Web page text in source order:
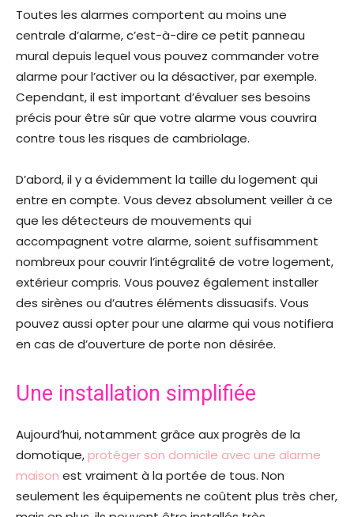
Toutes les alarmes comportent au moins une
centrale d’alarme, c’est-à-dire ce petit panneau
mural depuis lequel vous pouvez commander votre
alarme pour l’activer ou la désactiver, par exemple.
Cependant, il est important d’évaluer ses besoins
précis pour être sûr que votre alarme vous couvrira
contre tous les risques de cambriolage.
D’abord, il y a évidemment la taille du logement qui
entre en compte. Vous devez absolument veiller à ce
que les détecteurs de mouvements qui
accompagnent votre alarme, soient suffisamment
nombreux pour couvrir l’intégralité de votre logement,
extérieur compris. Vous pouvez également installer
des sirènes ou d’autres éléments dissuasifs. Vous
pouvez aussi opter pour une alarme qui vous notifiera
en cas de d’ouverture de porte non désirée.
Une installation simplifiée
Aujourd’hui, notamment grâce aux progrès de la
domotique,protéger son domicile avec une alarme
maison est vraiment à la portée de tous. Non
seulement les équipements ne coûtent plus très cher,